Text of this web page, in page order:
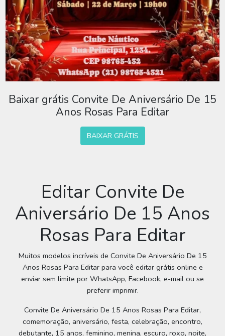
Baixar grátis Convite De Aniversário De 15
Anos Rosas Para Editar
BAIXAR GRÁTIS
Editar Convite De
Aniversário De 15 Anos
Rosas Para Editar
Muitos modelos incríveis de Convite De Aniversário De 15
Anos Rosas Para Editar para você editar grátis online e
enviar sem limite por WhatsApp, Facebook, e-mail ou se
preferir imprimir.
Convite De Aniversário De 15 Anos Rosas Para Editar,
comemoração, aniversário, festa, celebração, encontro,
debutante, 15 anos, feminino, menina, escuro, roxo, noite,